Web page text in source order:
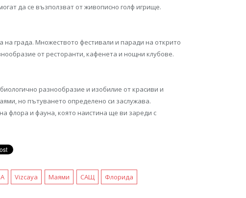
да се възползват от живописно голф игрище.
града. Множеството фестивали и паради на открито
от ресторанти, кафенета и нощни клубове.
разнообразие и изобилие от красиви и
но пътуването определено си заслужава.
флора и фауна, която наистина ще ви зареди с
Vizcaya Маями САЩ Флорида